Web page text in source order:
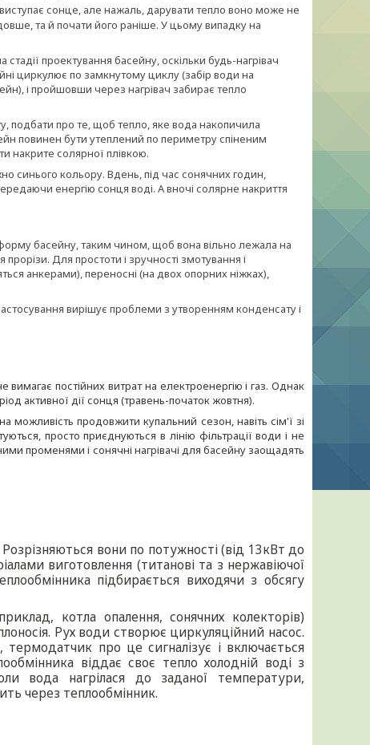
сонце, але нажаль, дарувати тепло воно може не
та й почати його раніше. У цьому випадку на
проектування басейну, оскільки будь-нагрівач
циркулює по замкнутому циклу (забір води на
і пройшовши через нагрівач забирає тепло
подбати про те, щоб тепло, яке вода накопичила
повинен бути утеплений по периметру спіненим
накрите солярної плівкою.
синього кольору. Вдень, під час сонячних годин,
енергію сонця воді. А вночі солярне накриття
басейну, таким чином, щоб вона вільно лежала на
Для простоти і зручності змотування і
анкерами), переносні (на двох опорних ніжках),
вирішує проблеми з утворенням конденсату і
вимагає постійних витрат на електроенергію і газ. Однак
активної дії сонця (травень-початок жовтня).
можливість продовжити купальний сезон, навіть сім'ї зі
просто приєднуються в лінію фільтрації води і не
променями і сонячні нагрівачі для басейну заощадять
вони по потужності (від 13кВт до
виготовлення (титанові та з нержавіючої
підбирається виходячи з обсягу
котла опалення, сонячних колекторів)
Рух води створює циркуляційний насос.
про це сигналізує і включається
віддає своє тепло холодній воді з
вода нагрілася до заданої температури,
через теплообмінник.